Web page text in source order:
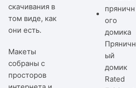
скачивания в
том виде, как
они есть.
Макеты
собраны с
просторов
Пряничн
ый
домик
Rated